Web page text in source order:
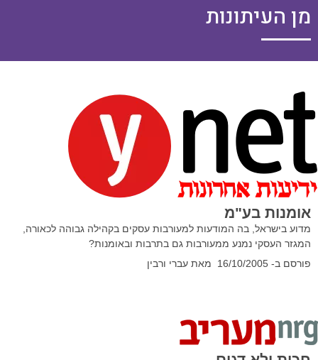
מן העיתונות
אומנות בע"מ
מדוע בישראל, בה המודעות למעורבות עסקים בקהילה גבוהה לכאורה,
המגזר העסקי נמנע ממעורבות גם בתרבות ובאומנות?
פורסם ב-
מאת עברי ורבין